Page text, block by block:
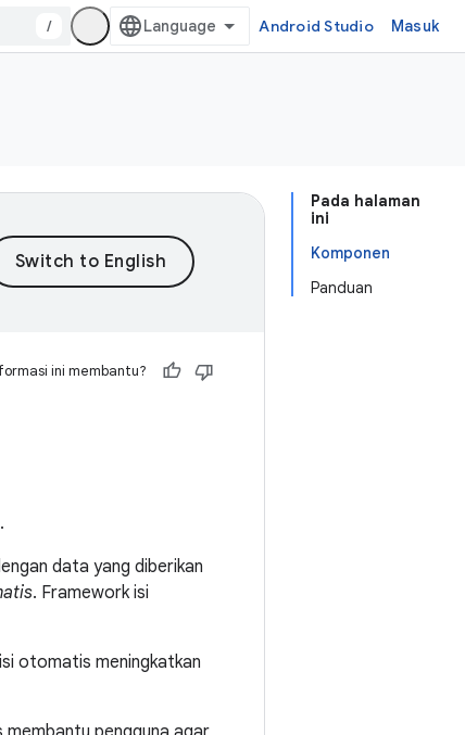
/ Android Studio Masuk
Pada halaman
ini
Komponen
Panduan
ini membantu?
data yang diberikan
. Framework isi
otomatis meningkatkan